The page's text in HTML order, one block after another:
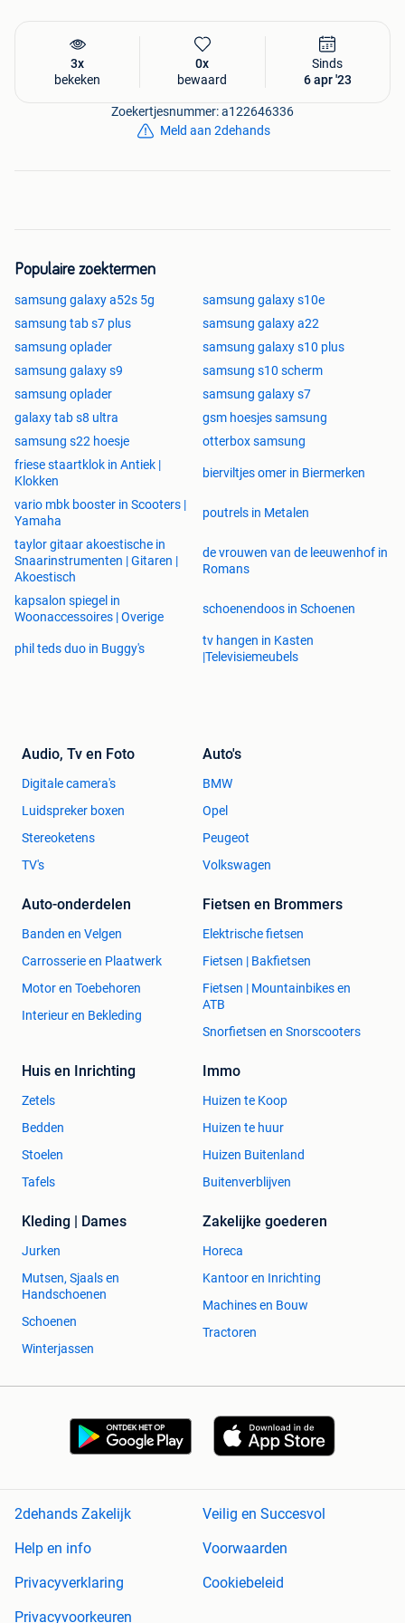
Bij ons kan u terecht voor al uw telefoon accessoires,
onderdelen en een breed assortiment populaire gadgets
aan voordelige prijzen.
Al onze producten worden strikt gecontroleerd op kwaliteit
en zijn steeds geselecteerd van de beste leveranciers op de
3080 Tervuren België
3x
bekeken
0x
bewaard
Sinds
6 apr '23
Zoekertjesnummer: a122646336
Meld aan 2dehands
Populaire zoektermen
samsung galaxy a52s 5g
samsung galaxy s10e
samsung tab s7 plus
samsung galaxy a22
samsung oplader
samsung galaxy s10 plus
samsung galaxy s9
samsung s10 scherm
samsung oplader
samsung galaxy s7
galaxy tab s8 ultra
gsm hoesjes samsung
samsung s22 hoesje
otterbox samsung
friese staartklok in Antiek |
Klokken
bierviltjes omer in Biermerken
vario mbk booster in Scooters |
Yamaha
poutrels in Metalen
taylor gitaar akoestische in
Snaarinstrumenten | Gitaren |
Akoestisch
de vrouwen van de leeuwenhof in
Romans
kapsalon spiegel in
Woonaccessoires | Overige
schoenendoos in Schoenen
phil teds duo in Buggy's
tv hangen in Kasten
|Televisiemeubels
Audio, Tv en Foto
Digitale camera's
Luidspreker boxen
Stereoketens
TV's
Auto's
BMW
Opel
Peugeot
Volkswagen
Auto-onderdelen
Banden en Velgen
Carrosserie en Plaatwerk
Motor en Toebehoren
Interieur en Bekleding
Fietsen en Brommers
Elektrische fietsen
Fietsen | Bakfietsen
Fietsen | Mountainbikes en
ATB
Snorfietsen en Snorscooters
Huis en Inrichting
Zetels
Bedden
Stoelen
Tafels
Immo
Huizen te Koop
Huizen te huur
Huizen Buitenland
Buitenverblijven
Kleding | Dames
Jurken
Mutsen, Sjaals en
Handschoenen
Schoenen
Winterjassen
Zakelijke goederen
Horeca
Kantoor en Inrichting
Machines en Bouw
Tractoren
2dehands Zakelijk
Veilig en Succesvol
Help en info
Voorwaarden
Privacyverklaring
Cookiebeleid
Privacyvoorkeuren